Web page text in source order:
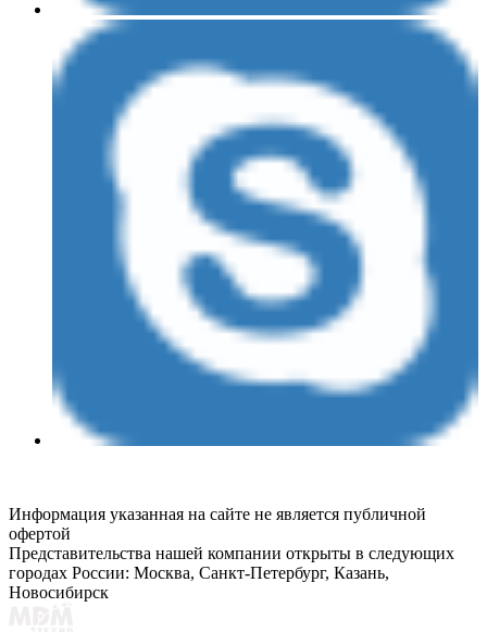
Информация указанная на сайте не является публичной
офертой
Представительства нашей компании открыты в следующих
городах России: Москва, Санкт-Петербург, Казань,
Новосибирск